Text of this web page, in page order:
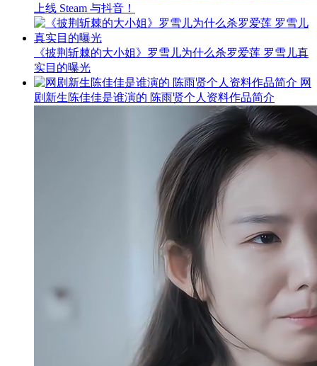
上线 Steam 与抖音！
《披荆斩棘的大小姐》罗雪儿为什么杀罗爱莲 罗雪儿真
实目的曝光
网
剧新生陈佳佳是谁演的 陈雨贤个人资料作品简介